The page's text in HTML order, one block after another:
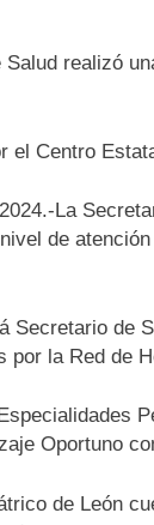
realizó
el Centro
La
de
Secretario de
la Red de
Oportuno
de León